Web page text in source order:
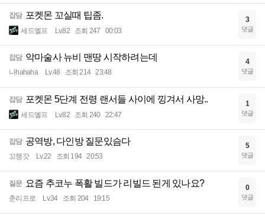
잡담 포켓몬 꼬실때 팁좀.
세드엘프 Lv.82 조회 247 00:03
3
댓글
잡담 악마술사 뉴비 맨땅 시작하려는데
나hahaha Lv.48 조회 214 23:48
4
댓글
잡담 포켓몬 5단계 전령 랜서들 사이에 낑겨서 사망..
세드엘프 Lv.82 조회 240 22:47
1
댓글
잡담 공역방, 다인방 질문있슴다
꼬챙갓 Lv.22 조회 194 20:53
5
댓글
질문 요즘 추코누 폭활 빌드가 리빌드 된게 있나요?
춘리프로 Lv.34 조회 204 19:15
0
댓글